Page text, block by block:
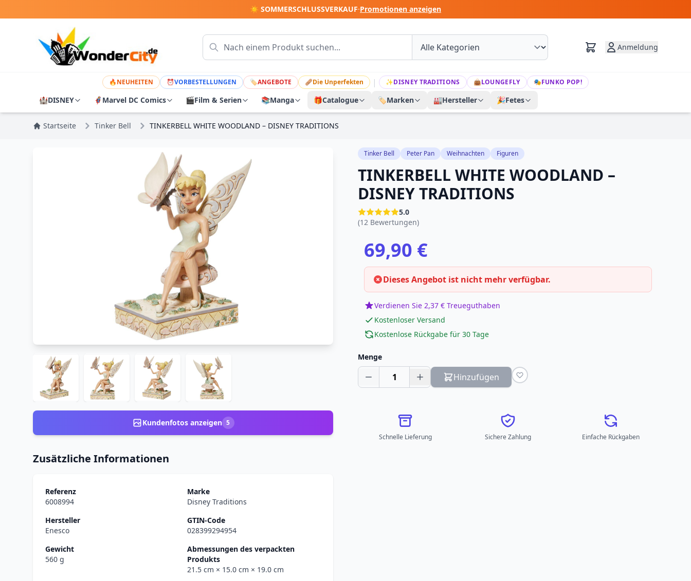
☀️ SOMMERSCHLUSSVERKAUF·Promotionen anzeigen
Anmeldung
🔥NEUHEITEN ⏰VORBESTELLUNGEN 🏷ANGEBOTE 🩹Die Unperfekten | ✨DISNEY TRADITIONS 👜LOUNGEFLY 🎭FUNKO POP!
🏰DISNEY 🦸 Marvel DC Comics 🎬Film & Serien 📚Manga 🎁Catalogue 🏷️Marken 🏭Hersteller 🎉Fetes
Startseite Tinker Bell TINKERBELL WHITE WOODLAND – DISNEY TRADITIONS
Kundenfotos anzeigen 5
Zusätzliche Informationen
Referenz
6008994
Marke
Disney Traditions
Hersteller
Enesco
GTIN-Code
028399294954
Gewicht
560 g
Abmessungen des verpackten
Produkts
21.5 cm × 15.0 cm × 19.0 cm
Tinker Bell Peter Pan Weihnachten Figuren
TINKERBELL WHITE WOODLAND –
DISNEY TRADITIONS
5.0
(12 Bewertungen)
69,90 €
Dieses Angebot ist nicht mehr verfügbar.
Verdienen Sie 2,37 € Treueguthaben
Kostenloser Versand
Kostenlose Rückgabe für 30 Tage
Menge
1 Hinzufügen
Schnelle Lieferung Sichere Zahlung Einfache Rückgaben